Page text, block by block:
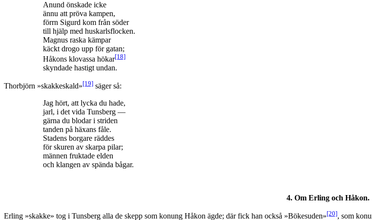
Anund önskade icke
ännu att pröva kampen,
förrn Sigurd kom från söder
till hjälp med huskarlsflocken.
Magnus raska kämpar
käckt drogo upp för gatan;
Håkons klovassa hökar[18]
skyndade hastigt undan.
Thorbjörn »skakkeskald»[19] säger så:
Jag hört, att lycka du hade,
jarl, i det vida Tunsberg —
gärna du blodar i striden
tanden på häxans fåle.
Stadens borgare räddes
för skuren av skarpa pilar;
männen fruktade elden
och klangen av spända bågar.
4. Om Erling och Håkon.
Erling »skakke» tog i Tunsberg alla de skepp som konung Håkon ägde; där fick han också »Bökesuden»[20], som